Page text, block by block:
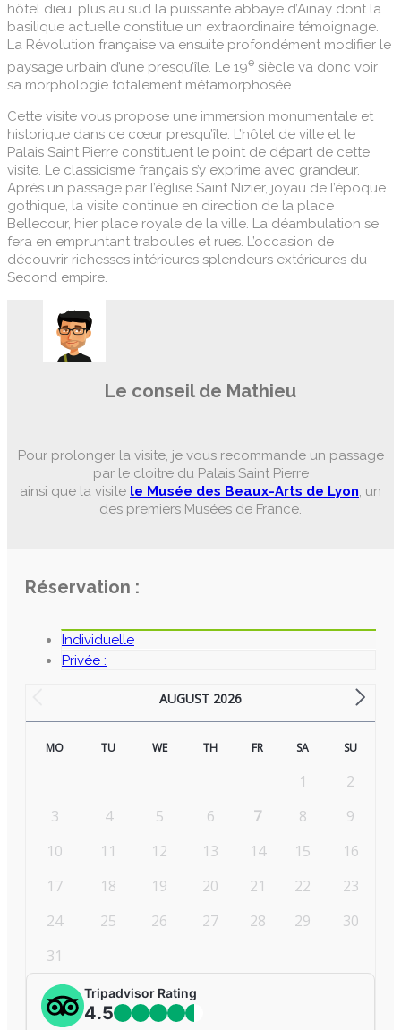
hôtel dieu, plus au sud la puissante abbaye d’Ainay dont la
basilique actuelle constitue un extraordinaire témoignage.
La Révolution française va ensuite profondément modifier le
paysage urbain d’une presqu’île. Le 19e siècle va donc voir
sa morphologie totalement métamorphosée.
Cette visite vous propose une immersion monumentale et
historique dans ce cœur presqu’île. L’hôtel de ville et le
Palais Saint Pierre constituent le point de départ de cette
visite. Le classicisme français s’y exprime avec grandeur.
Après un passage par l’église Saint Nizier, joyau de l’époque
gothique, la visite continue en direction de la place
Bellecour, hier place royale de la ville. La déambulation se
fera en empruntant traboules et rues. L’occasion de
découvrir richesses intérieures splendeurs extérieures du
Second empire.
Le conseil de Mathieu
Pour prolonger la visite, je vous recommande un passage
par le cloitre du Palais Saint Pierre
ainsi que la visite le Musée des Beaux-Arts de Lyon, un
des premiers Musées de France.
Réservation :
Individuelle
Privée :
AUGUST 2026
MO TU WE TH FR SA SU
1
2
3
4 5 6 7 8
9
10
11 12 13 14 15
16
17
18 19 20 21 22
23
24
25 26 27 28 29
30
31
Tripadvisor Rating
4.5